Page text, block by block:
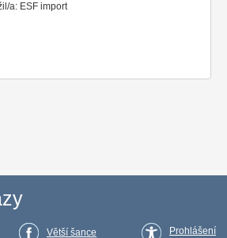
a: ESF import
Větší šance Prohlášení